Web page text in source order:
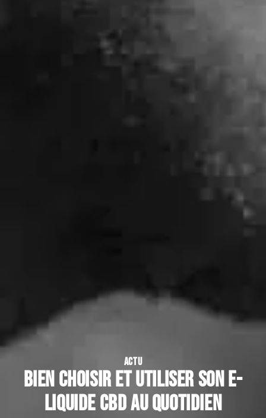
ACTU
Bien choisir et utiliser son e-
liquide CBD au quotidien